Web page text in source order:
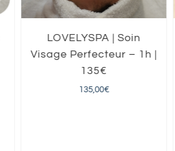
LOVELYSPA | Soin
Visage Perfecteur – 1h |
135€
135,00€